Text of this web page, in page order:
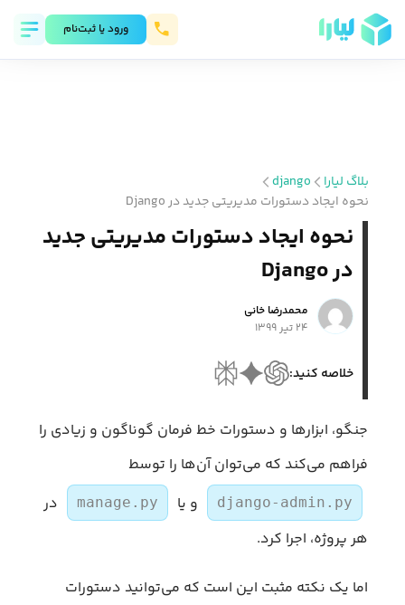
ورود يا ثبت‌نام
بلاگ لیارا
django
نحوه ایجاد دستورات مدیریتی جدید در Django
نحوه ایجاد دستورات مدیریتی جدید
در Django
محمد‌رضا خانی
۲۴ تیر ۱۳۹۹
خلاصه کنید:
جنگو، ابزارها و دستورات خط فرمان گوناگون و زیادی را
فراهم می‌کند که می‌توان آن‌ها را توسط
django-admin.py و یا manage.py
در
هر پروژه، اجرا کرد.
اما یک نکته مثبت این است که می‌توانید دستورات